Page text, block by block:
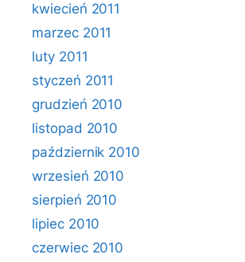
kwiecień 2011
marzec 2011
luty 2011
styczeń 2011
grudzień 2010
listopad 2010
październik 2010
wrzesień 2010
sierpień 2010
lipiec 2010
czerwiec 2010